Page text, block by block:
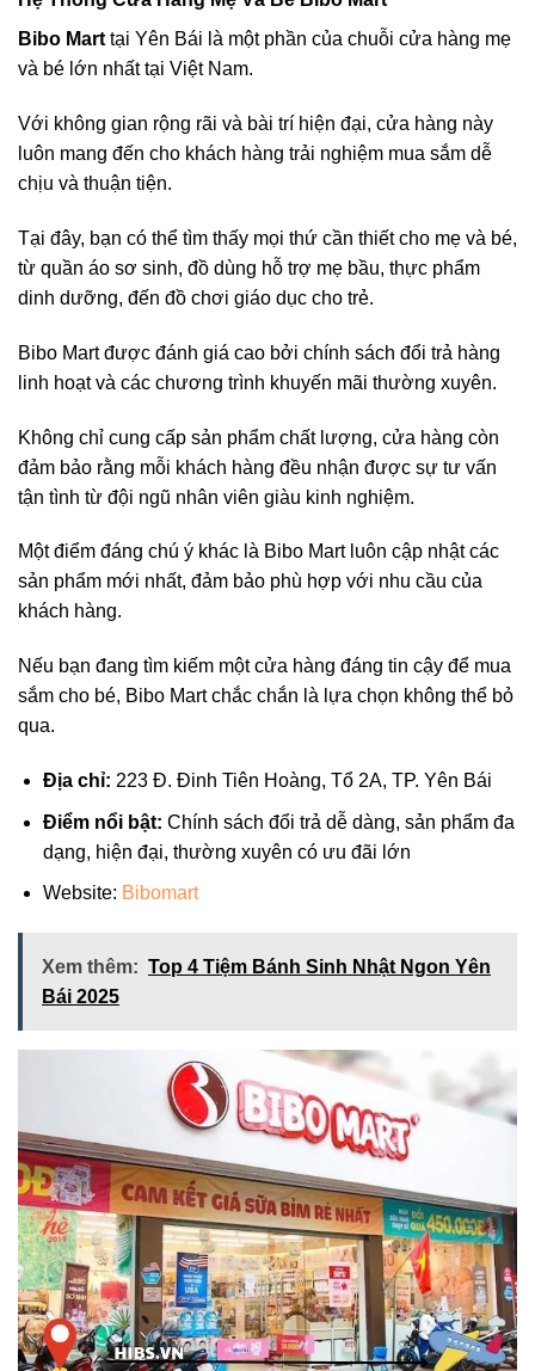
Bibo Mart tại Yên Bái là một phần của chuỗi cửa hàng mẹ
và bé lớn nhất tại Việt Nam.
Với không gian rộng rãi và bài trí hiện đại, cửa hàng này
luôn mang đến cho khách hàng trải nghiệm mua sắm dễ
chịu và thuận tiện.
Tại đây, bạn có thể tìm thấy mọi thứ cần thiết cho mẹ và bé,
từ quần áo sơ sinh, đồ dùng hỗ trợ mẹ bầu, thực phẩm
dinh dưỡng, đến đồ chơi giáo dục cho trẻ.
Bibo Mart được đánh giá cao bởi chính sách đổi trả hàng
linh hoạt và các chương trình khuyến mãi thường xuyên.
Không chỉ cung cấp sản phẩm chất lượng, cửa hàng còn
đảm bảo rằng mỗi khách hàng đều nhận được sự tư vấn
tận tình từ đội ngũ nhân viên giàu kinh nghiệm.
Một điểm đáng chú ý khác là Bibo Mart luôn cập nhật các
sản phẩm mới nhất, đảm bảo phù hợp với nhu cầu của
khách hàng.
Nếu bạn đang tìm kiếm một cửa hàng đáng tin cậy để mua
sắm cho bé, Bibo Mart chắc chắn là lựa chọn không thể bỏ
qua.
Địa chỉ: 223 Đ. Đinh Tiên Hoàng, Tổ 2A, TP. Yên Bái
Điểm nổi bật: Chính sách đổi trả dễ dàng, sản phẩm đa
dạng, hiện đại, thường xuyên có ưu đãi lớn
Website: Bibomart
Xem thêm: Top 4 Tiệm Bánh Sinh Nhật Ngon Yên
Bái 2025